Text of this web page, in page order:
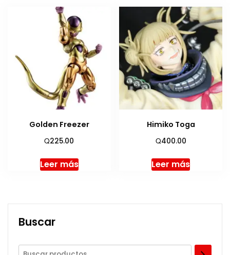
Golden Freezer
Q225.00
Leer más
Himiko Toga
Q400.00
Leer más
Buscar